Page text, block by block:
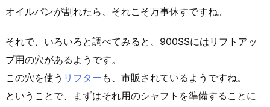
オイルパンが割れたら、それこそ万事休すですね。
それで、いろいろと調べてみると、900SSにはリフトアッ
プ用の穴があるようです。
この穴を使う リフター も、市販されているようですね。
ということで、まずはそれ用のシャフトを準備することに